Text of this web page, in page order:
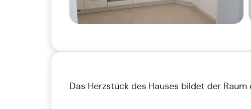
Das Herzstück des Hauses bildet der